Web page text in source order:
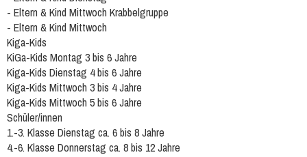
- Eltern & Kind Mittwoch Krabbelgruppe
- Eltern & Kind Mittwoch
Kiga-Kids
KiGa-Kids Montag 3 bis 6 Jahre
Kiga-Kids Dienstag 4 bis 6 Jahre
Kiga-Kids Mittwoch 3 bis 4 Jahre
Kiga-Kids Mittwoch 5 bis 6 Jahre
Schüler/innen
1.-3. Klasse Dienstag ca. 6 bis 8 Jahre
4.-6. Klasse Donnerstag ca. 8 bis 12 Jahre